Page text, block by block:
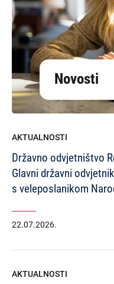
Novosti
AKTUALNOSTI
Državno odvjetništvo
Glavni državni
s veleposlanikom
22.07.2026.
AKTUALNOSTI